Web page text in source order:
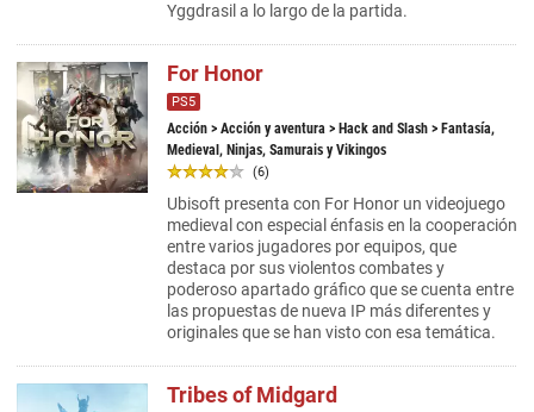
Yggdrasil a lo largo de la partida.
For Honor
PS5
Acción > Acción y aventura > Hack and Slash > Fantasía,
Medieval, Ninjas, Samurais y Vikingos
(6)
Ubisoft presenta con For Honor un videojuego
medieval con especial énfasis en la cooperación
entre varios jugadores por equipos, que
destaca por sus violentos combates y
poderoso apartado gráfico que se cuenta entre
las propuestas de nueva IP más diferentes y
originales que se han visto con esa temática.
Tribes of Midgard